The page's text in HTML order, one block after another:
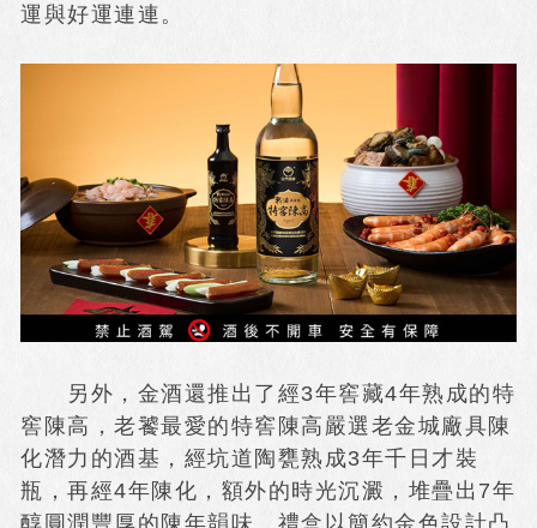
運與好運連連。
另外，金酒還推出了經3年窖藏4年熟成的特
窖陳高，老饕最愛的特窖陳高嚴選老金城廠具陳
化潛力的酒基，經坑道陶甕熟成3年千日才裝
瓶，再經4年陳化，額外的時光沉澱，堆疊出7年